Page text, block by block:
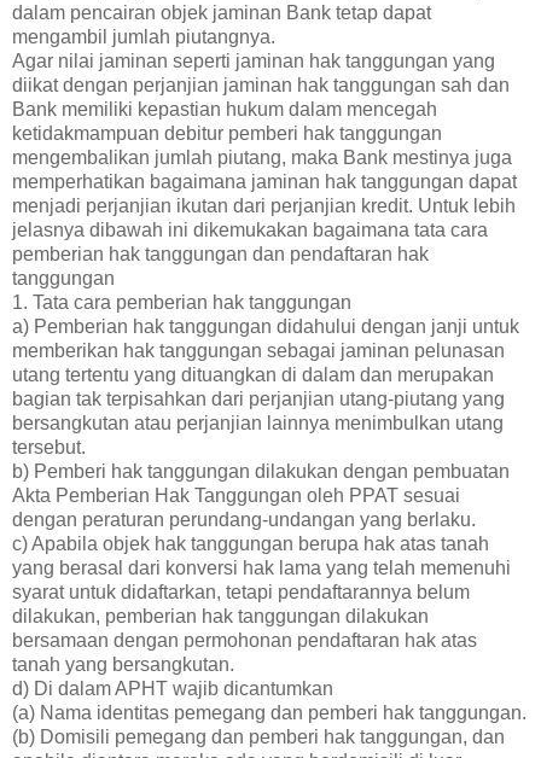
dalam pencairan objek jaminan Bank tetap dapat
mengambil jumlah piutangnya.
Agar nilai jaminan seperti jaminan hak tanggungan yang
diikat dengan perjanjian jaminan hak tanggungan sah dan
Bank memiliki kepastian hukum dalam mencegah
ketidakmampuan debitur pemberi hak tanggungan
mengembalikan jumlah piutang, maka Bank mestinya juga
memperhatikan bagaimana jaminan hak tanggungan dapat
menjadi perjanjian ikutan dari perjanjian kredit. Untuk lebih
jelasnya dibawah ini dikemukakan bagaimana tata cara
pemberian hak tanggungan dan pendaftaran hak
tanggungan
1. Tata cara pemberian hak tanggungan
a) Pemberian hak tanggungan didahului dengan janji untuk
memberikan hak tanggungan sebagai jaminan pelunasan
utang tertentu yang dituangkan di dalam dan merupakan
bagian tak terpisahkan dari perjanjian utang-piutang yang
bersangkutan atau perjanjian lainnya menimbulkan utang
tersebut.
b) Pemberi hak tanggungan dilakukan dengan pembuatan
Akta Pemberian Hak Tanggungan oleh PPAT sesuai
dengan peraturan perundang-undangan yang berlaku.
c) Apabila objek hak tanggungan berupa hak atas tanah
yang berasal dari konversi hak lama yang telah memenuhi
syarat untuk didaftarkan, tetapi pendaftarannya belum
dilakukan, pemberian hak tanggungan dilakukan
bersamaan dengan permohonan pendaftaran hak atas
tanah yang bersangkutan.
d) Di dalam APHT wajib dicantumkan
(a) Nama identitas pemegang dan pemberi hak tanggungan.
(b) Domisili pemegang dan pemberi hak tanggungan, dan